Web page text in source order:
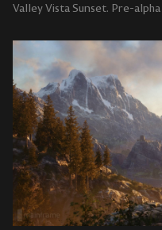
Valley Vista Sunset. Pre-